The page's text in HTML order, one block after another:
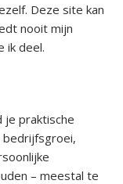
Deze site kan
nooit mijn
ik deel.
je praktische
– meestal te